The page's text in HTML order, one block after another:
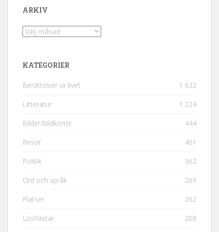
ARKIV
Arkiv
KATEGORIER
Berättelser ur livet 1 632
Litteratur 1 224
Bilder/bildkonst 444
Resor 401
Politik 362
Ord och språk 269
Platser 262
Löshästar 208